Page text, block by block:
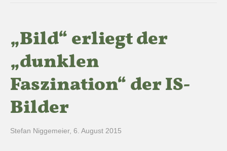
„Bild“ erliegt der
„dunklen
Faszination“ der IS-
Bilder
Stefan Niggemeier, 6. August 2015